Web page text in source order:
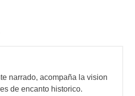
narrado, acompaña la vision
de encanto historico.